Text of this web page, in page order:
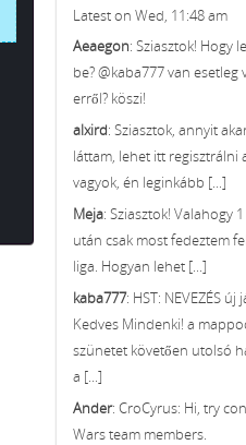
Latest on Wed, 11:48 am
Aeaegon: Sziasztok! Hogy
be? @kaba777 van
erről? köszi!
alxird: Sziasztok, annyit
láttam, lehet itt regisztrálni
vagyok, én leginkább [...]
Meja: Sziasztok! Valahogy
után csak most fedeztem
liga. Hogyan lehet [...]
kaba777: HST: NEVEZÉS
Kedves Mindenki! a
szünetet követően utolsó
a [...]
Ander: CroCyrus: Hi, try
Wars team members.